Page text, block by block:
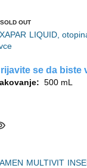
SOLD OUT
LIQUID,
se da biste
500 mL
MULTIVIT